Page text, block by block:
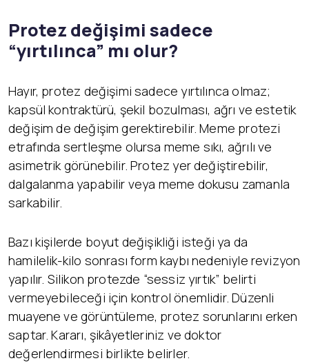
Protez değişimi sadece
“yırtılınca” mı olur?
Hayır, protez değişimi sadece yırtılınca olmaz;
kapsül kontraktürü, şekil bozulması, ağrı ve estetik
değişim de değişim gerektirebilir. Meme protezi
etrafında sertleşme olursa meme sıkı, ağrılı ve
asimetrik görünebilir. Protez yer değiştirebilir,
dalgalanma yapabilir veya meme dokusu zamanla
sarkabilir.
Bazı kişilerde boyut değişikliği isteği ya da
hamilelik-kilo sonrası form kaybı nedeniyle revizyon
yapılır. Silikon protezde “sessiz yırtık” belirti
vermeyebileceği için kontrol önemlidir. Düzenli
muayene ve görüntüleme, protez sorunlarını erken
saptar. Kararı, şikâyetleriniz ve doktor
değerlendirmesi birlikte belirler.